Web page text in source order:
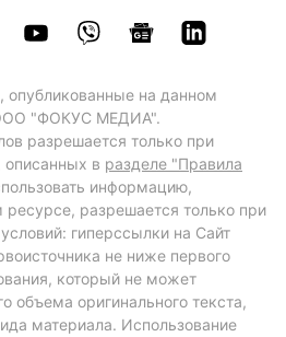
опубликованные на данном
"ФОКУС МЕДИА".
разрешается только при
описанных в разделе "Правила
информацию,
разрешается только при
гиперссылки на Сайт
не ниже первого
который не может
объема оригинального текста,
материала. Использование